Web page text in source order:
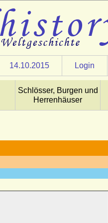
14.10.2015 Login
Schlösser, Burgen und
Herrenhäuser